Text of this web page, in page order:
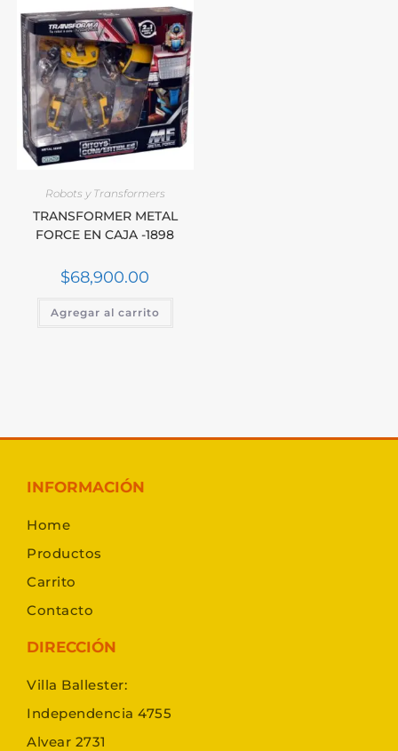
Robots y Transformers
TRANSFORMER METAL
FORCE EN CAJA -1898
$68,900.00
Agregar al carrito
INFORMACIÓN
Home
Productos
Carrito
Contacto
DIRECCIÓN
Villa Ballester:
Independencia 4755
Alvear 2731